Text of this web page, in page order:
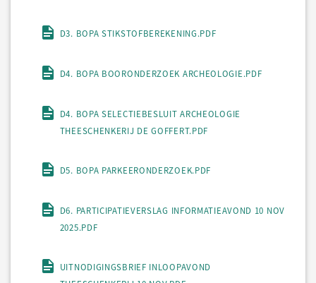
D3. BOPA STIKSTOFBEREKENING.PDF
D4. BOPA BOORONDERZOEK ARCHEOLOGIE.PDF
D4. BOPA SELECTIEBESLUIT ARCHEOLOGIE
THEESCHENKERIJ DE GOFFERT.PDF
D5. BOPA PARKEERONDERZOEK.PDF
D6. PARTICIPATIEVERSLAG INFORMATIEAVOND 10 NOV
2025.PDF
UITNODIGINGSBRIEF INLOOPAVOND